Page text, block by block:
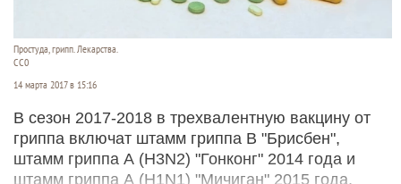
Простуда, грипп. Лекарства.
СС0
14 марта 2017 в 15:16
В сезон 2017-2018 в трехвалентную вакцину от
гриппа включат штамм гриппа В "Брисбен",
штамм гриппа А (H3N2) "Гонконг" 2014 года и
штамм гриппа А (H1N1) "Мичиган" 2015 года,